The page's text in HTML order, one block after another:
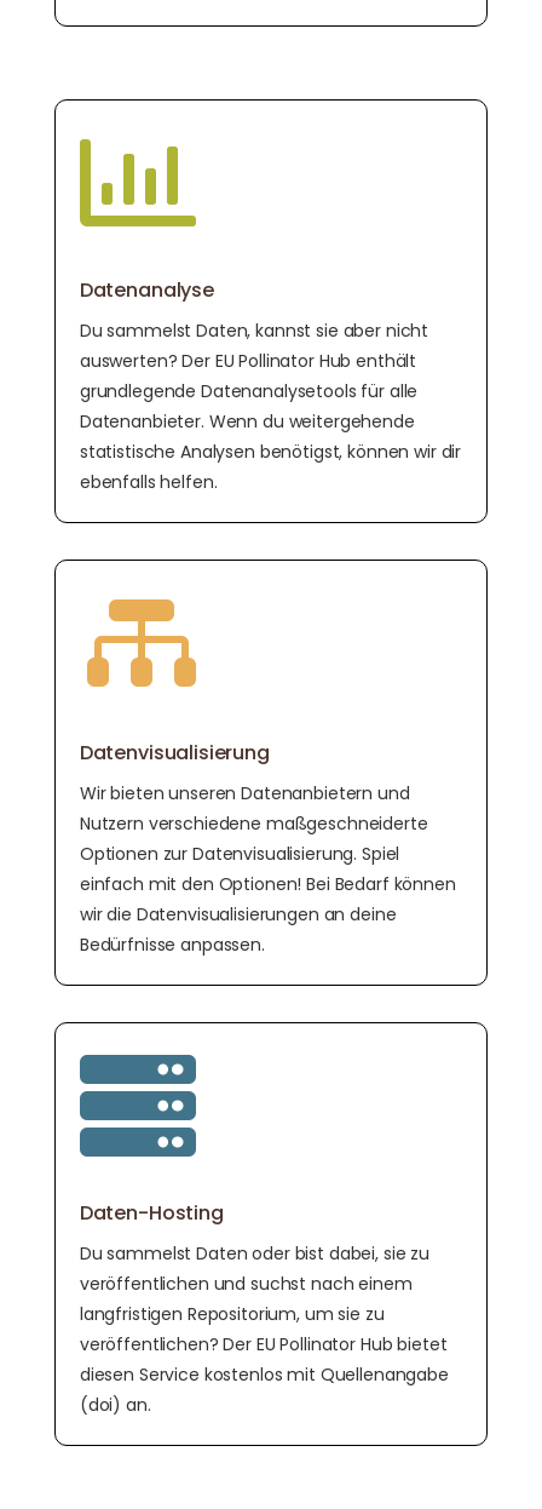

Datenanalyse
Du sammelst Daten, kannst sie aber nicht
auswerten? Der EU Pollinator Hub enthält
grundlegende Datenanalysetools für alle
Datenanbieter. Wenn du weitergehende
statistische Analysen benötigst, können wir dir
ebenfalls helfen.

Datenvisualisierung
Wir bieten unseren Datenanbietern und
Nutzern verschiedene maßgeschneiderte
Optionen zur Datenvisualisierung. Spiel
einfach mit den Optionen! Bei Bedarf können
wir die Datenvisualisierungen an deine
Bedürfnisse anpassen.

Daten-Hosting
Du sammelst Daten oder bist dabei, sie zu
veröffentlichen und suchst nach einem
langfristigen Repositorium, um sie zu
veröffentlichen? Der EU Pollinator Hub bietet
diesen Service kostenlos mit Quellenangabe
(doi) an.